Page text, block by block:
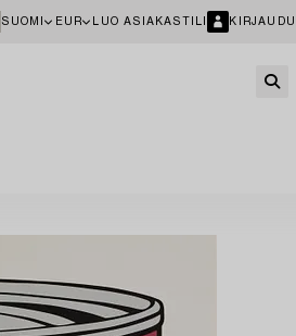
SUOMI EUR LUO ASIAKASTILI KIRJAUDU